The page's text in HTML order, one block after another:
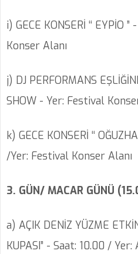
i) GECE KONSERİ ‘‘ EYPİO
Konser Alanı
j) DJ PERFORMANS
SHOW - Yer: Festival
k) GECE KONSERİ ‘‘
/Yer: Festival Konser Alanı
3. GÜN/ MACAR GÜNÜ
a) AÇIK DENİZ YÜZME
KUPASI” - Saat: 10.00 /